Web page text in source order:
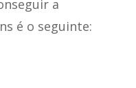
a
é o seguinte: